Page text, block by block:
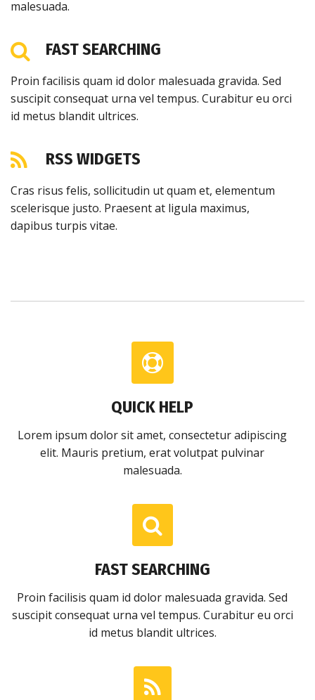
malesuada.
FAST SEARCHING
Proin facilisis quam id dolor malesuada gravida. Sed
suscipit consequat urna vel tempus. Curabitur eu orci
id metus blandit ultrices.
RSS WIDGETS
Cras risus felis, sollicitudin ut quam et, elementum
scelerisque justo. Praesent at ligula maximus,
dapibus turpis vitae.
QUICK HELP
Lorem ipsum dolor sit amet, consectetur adipiscing
elit. Mauris pretium, erat volutpat pulvinar
malesuada.
FAST SEARCHING
Proin facilisis quam id dolor malesuada gravida. Sed
suscipit consequat urna vel tempus. Curabitur eu orci
id metus blandit ultrices.